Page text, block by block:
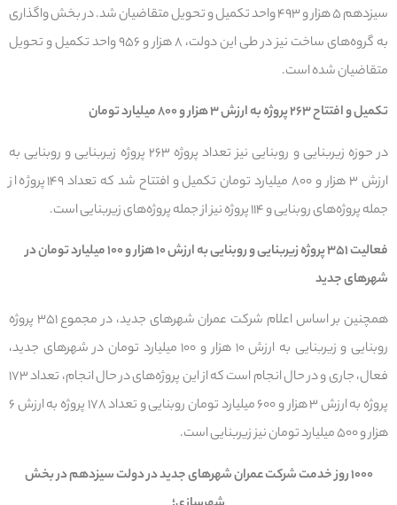
سیزدهم ۵ هزار و ۴۹۳ واحد تکمیل و تحویل متقاضیان شد. در بخش واگذاری
به گروه‌های ساخت نیز در طی این دولت، ۸ هزار و ۹۵۶ واحد تکمیل و تحویل
متقاضیان شده است.
تکمیل و افتتاح ۲۶۳ پروژه به ارزش ۳ هزار و ۸۰۰ میلیارد تومان
در حوزه زیربنایی و روبنایی نیز تعداد پروژه ۲۶۳ پروژه زیربنایی و روبنایی به
ارزش ۳ هزار و ۸۰۰ میلیارد تومان تکمیل و افتتاح شد که تعداد ۱۴۹ پروژه از
جمله پروژه‌های روبنایی و ۱۱۴ پروژه نیز از جمله پروژه‌های زیربنایی است.
فعالیت ۳۵۱ پروژه زیربنایی و روبنایی به ارزش ۱۰ هزار و ۱۰۰ میلیارد تومان در
شهرهای جدید
همچنین بر اساس اعلام شرکت عمران شهرهای جدید، در مجموع ۳۵۱ پروژه
روبنایی و زیربنایی به ارزش ۱۰ هزار و ۱۰۰ میلیارد تومان در شهرهای جدید،
فعال، جاری و در حال انجام است که از این پروژه‌های در حال انجام، تعداد ۱۷۳
پروژه به ارزش ۳ هزار و ۶۰۰ میلیارد تومان روبنایی و تعداد ۱۷۸ پروژه به ارزش ۶
هزار و ۵۰۰ میلیارد تومان نیز زیربنایی است.
۱۰۰۰ روز خدمت شرکت عمران شهرهای جدید در دولت سیزدهم در بخش